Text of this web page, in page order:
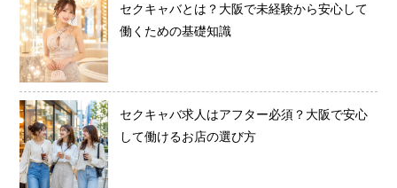
セクキャバとは？大阪で未経験から安心して
働くための基礎知識
セクキャバ求人はアフター必須？大阪で安心
して働けるお店の選び方